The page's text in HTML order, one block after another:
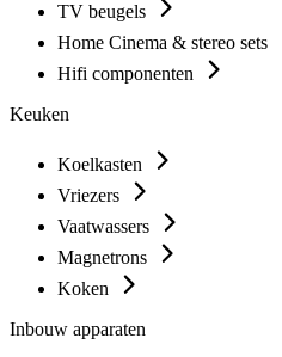
TV beugels
Home Cinema & stereo sets
Hifi componenten
Keuken
Koelkasten
Vriezers
Vaatwassers
Magnetrons
Koken
Inbouw apparaten